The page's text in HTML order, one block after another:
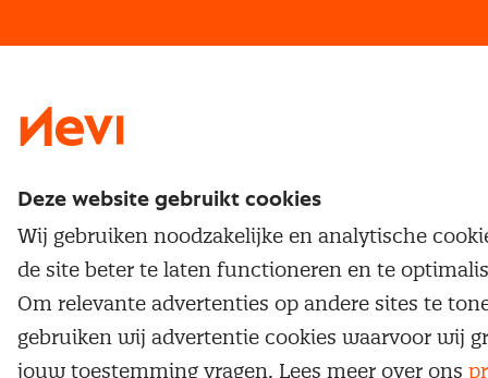
Nevi 2
Deze website gebruikt cookies
Wij gebruiken noodzakelijke en analytische
de site beter te laten functioneren en te
Om relevante advertenties op andere sites te
gebruiken wij advertentie cookies waarvoor wij
jouw toestemming vragen. Lees meer over ons